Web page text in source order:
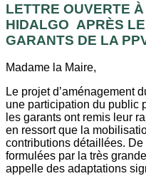
LETTRE OUVERTE
HIDALGO APRÈS
GARANTS DE LA
Madame la Maire,
Le projet d’aménagement
une participation du public
les garants ont remis leur
en ressort que la
contributions détaillées.
formulées par la très
appelle des adaptations